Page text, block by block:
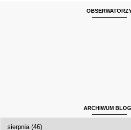
ARCHIWUM